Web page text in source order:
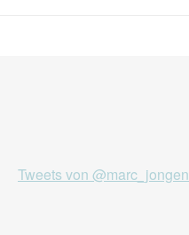
Tweets von @marc_jongen